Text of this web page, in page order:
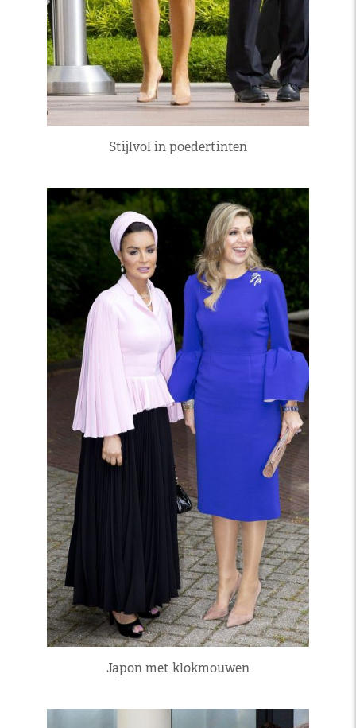
Stijlvol in poedertinten
Japon met klokmouwen